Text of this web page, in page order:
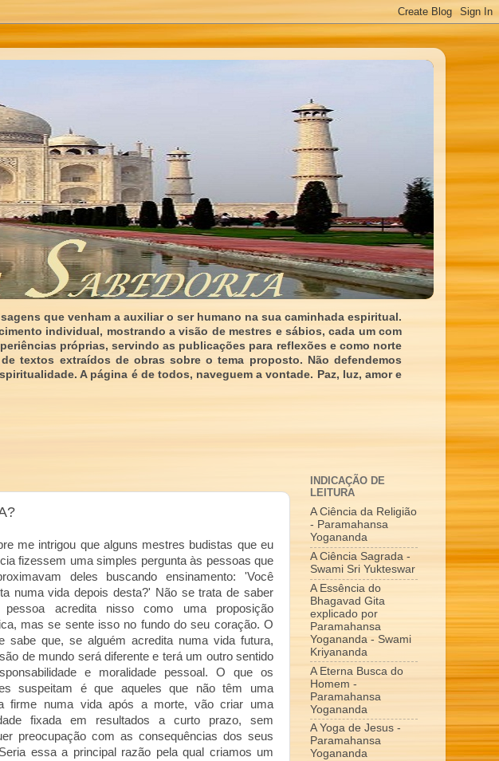
que venham a auxiliar o ser humano na sua caminhada espiritual.
individual, mostrando a visão de mestres e sábios, cada um com
próprias, servindo as publicações para reflexões e como norte
textos extraídos de obras sobre o tema proposto. Não defendemos
A página é de todos, naveguem a vontade. Paz, luz, amor e
me intrigou que alguns mestres budistas que eu
fizessem uma simples pergunta às pessoas que
deles buscando ensinamento: 'Você
numa vida depois desta?' Não se trata de saber
acredita nisso como uma proposição
mas se sente isso no fundo do seu coração. O
sabe que, se alguém acredita numa vida futura,
de mundo será diferente e terá um outro sentido
e moralidade pessoal. O que os
suspeitam é que aqueles que não têm uma
firme numa vida após a morte, vão criar uma
fixada em resultados a curto prazo, sem
preocupação com as consequências dos seus
essa a principal razão pela qual criamos um
INDICAÇÃO DE
LEITURA
A Ciência da Religião
- Paramahansa
Yogananda
A Ciência Sagrada -
Swami Sri Yukteswar
A Essência do
Bhagavad Gita
explicado por
Paramahansa
Yogananda - Swami
Kriyananda
A Eterna Busca do
Homem -
Paramahansa
Yogananda
A Yoga de Jesus -
Paramahansa
Yogananda